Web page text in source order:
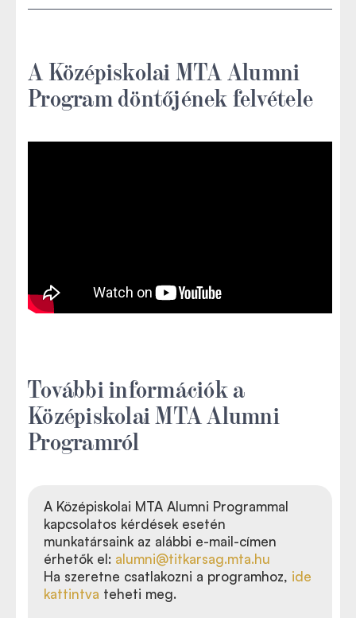
A Középiskolai MTA Alumni
Program döntőjének felvétele
További információk a
Középiskolai MTA Alumni
Programról
A Középiskolai MTA Alumni Programmal
kapcsolatos kérdések esetén
munkatársaink az alábbi e-mail-címen
érhetők el: alumni@titkarsag.mta.hu
Ha szeretne csatlakozni a programhoz, ide
kattintva teheti meg.